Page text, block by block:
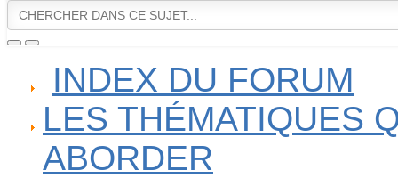
INDEX DU FORUM
LES THÉMATIQUES
ABORDER